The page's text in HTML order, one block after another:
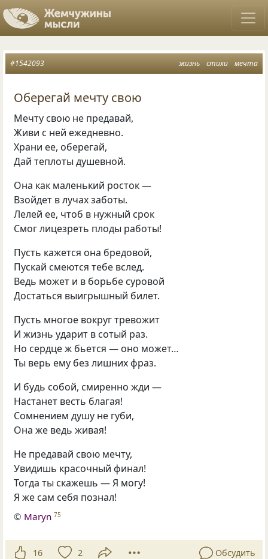
жизнь стихи мечта
#1542093
Оберегай мечту свою
Мечту свою не предавай,
Живи с ней ежедневно.
Храни ее, оберегай,
Дай теплоты душевной.
Она как маленький росток —
Взойдет в лучах заботы.
Лелей ее, чтоб в нужный срок
Смог лицезреть плоды работы!
Пусть кажется она бредовой,
Пускай смеются тебе вслед.
Ведь может и в борьбе суровой
Достаться выигрышный билет.
Пусть многое вокруг тревожит
И жизнь ударит в сотый раз.
Но сердце ж бьется — оно может…
Ты верь ему без лишних фраз.
И будь собой, смиренно жди —
Настанет весть благая!
Сомнением душу не губи,
Она же ведь живая!
Не предавай свою мечту,
Увидишь красочный финал!
Тогда ты скажешь — Я могу!
Я же сам себя познал!
© Maryn 75
16 2 Обсудить